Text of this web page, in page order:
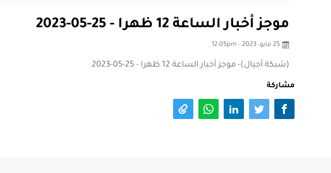
موجز أخبار الساعة 12 ظهرا - 25-05-2023
25 مايو، 2023 - 12:05pm
(شبكة أجيال)- موجز أخبار الساعة 12 ظهرا - 25-05-2023
مشاركة